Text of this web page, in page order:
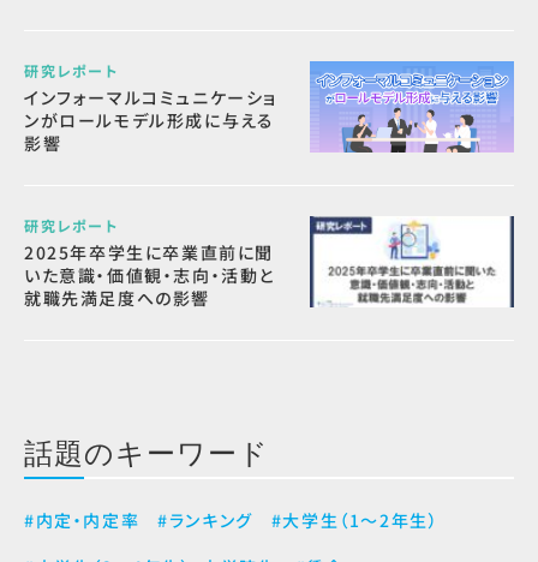
研究レポート
インフォーマルコミュニケーショ
ンがロールモデル形成に与える
影響
研究レポート
2025年卒学生に卒業直前に聞
いた意識・価値観・志向・活動と
就職先満足度への影響
話題のキーワード
#内定・内定率 #ランキング
#大学生（1～2年生）